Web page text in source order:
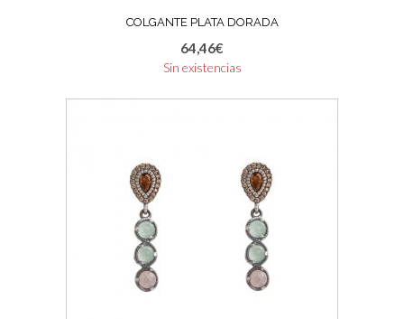
COLGANTE PLATA DORADA
64,46€
Sin existencias